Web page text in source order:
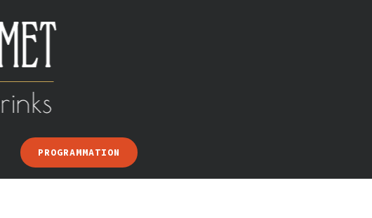
PROGRAMMATION